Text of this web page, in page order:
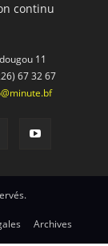
continu
11
67 32 67
Archives